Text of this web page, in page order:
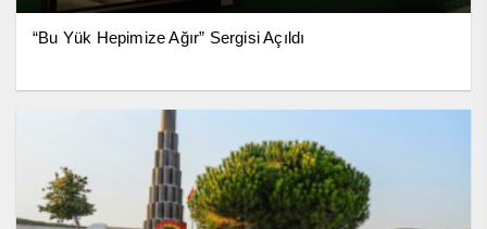
“Bu Yük Hepimize Ağır” Sergisi Açıldı